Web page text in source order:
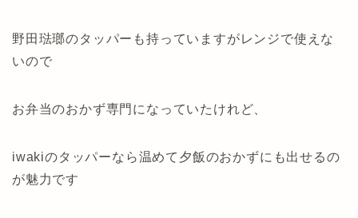
野田琺瑯のタッパーも持っていますがレンジで使えな
いので
お弁当のおかず専門になっていたけれど、
iwakiのタッパーなら温めて夕飯のおかずにも出せるの
が魅力です